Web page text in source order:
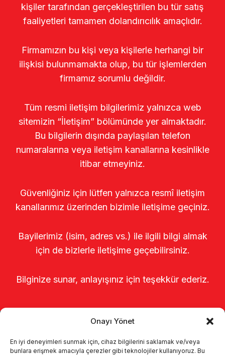
Onayı Yönet
En iyi deneyimleri sunmak için, cihaz bilgilerini saklamak ve/veya
bunlara erişmek amacıyla çerezler gibi teknolojiler kullanıyoruz. Bu
kişiler tarafından gerçekleştirilen bu tür satış
faaliyetleri tamamen dolandırıcılık amaçlıdır.
Firmamızın bu kişi veya kişilerle herhangi bir
ilişkisi bulunmamakta olup, bu tür işlemlerden
firmamız sorumlu değildir.
Tüm resmi iletişim bilgilerimiz yalnızca web
sitemizin “İletişim” bölümünde yer almaktadır.
Bu bilgilerin dışında paylaşılan telefon
numaralarına veya iletişim kanallarına kesinlikle
itibar etmeyiniz.
Güvenliğiniz için lütfen yalnızca resmî iletişim
kanallarımız üzerinden bizimle iletişime geçiniz.
Bayilerimiz (isim, adres vs.) ile ilgili bilgi almak
için de bizlerle iletişime geçebilirsiniz.
Bilginize sunar, anlayışınız için teşekkür ederiz.